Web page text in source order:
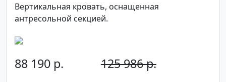
Вертикальная кровать, оснащенная
антресольной секцией.
88 190 р. 125 986 р.